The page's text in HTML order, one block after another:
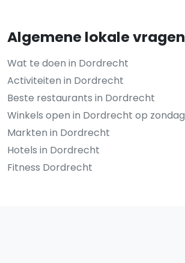
Algemene lokale vragen
Wat te doen in Dordrecht
Activiteiten in Dordrecht
Beste restaurants in Dordrecht
Winkels open in Dordrecht op zondag
Markten in Dordrecht
Hotels in Dordrecht
Fitness Dordrecht